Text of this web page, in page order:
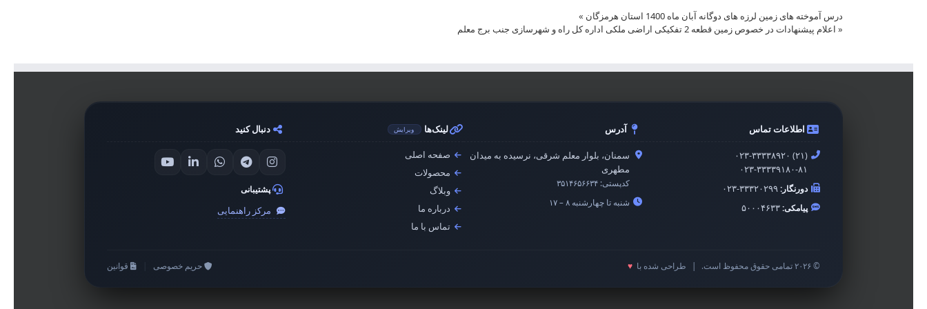
درس آموخته های زمین لرزه های دوگانه آبان ماه 1400 استان هرمزگان
»
« اعلام پیشنهادات در خصوص زمین قطعه 2 تفکیکی اراضی ملکی اداره کل راه و شهرسازی جنب برج معلم
اطلاعات تماس
۰۲۳-۳۳۳۳۸۹۲۰ (۲۱)
۰۲۳-۳۳۳۳۹۱۸۰-۸۱
دورنگار:۰۲۳-۳۳۳۲۰۲۹۹
پیامکی:۵۰۰۰۴۶۳۳
آدرس
سمنان، بلوار معلم شرقی، نرسیده به میدان
مطهری
کدپستی:۳۵۱۴۶۵۶۶۳۴
شنبه تا چهارشنبه ۸ – ۱۷
لینک‌ها ویرایش
صفحه اصلی
محصولات
وبلاگ
درباره ما
تماس با ما
دنبال کنید
پشتیبانی
مرکز راهنمایی
© ۲۰۲۶ تمامی حقوق محفوظ است. طراحی شده با ♥ حریم خصوصی قوانین